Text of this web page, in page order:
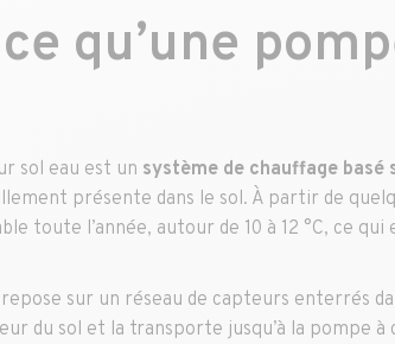
ce qu’une
sol eau est un système de chauffage basé
présente dans le sol. À partir de
toute l’année, autour de 10 à 12 °C, ce
sur un réseau de capteurs enterrés
du sol et la transporte jusqu’à la pompe